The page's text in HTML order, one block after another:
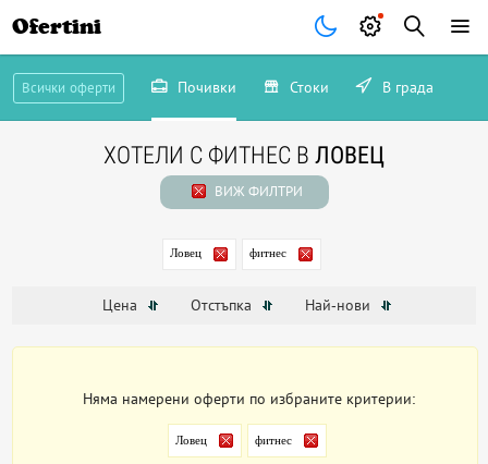
Ofertini
Всички оферти Почивки Стоки В града
ХОТЕЛИ С ФИТНЕС В ЛОВЕЦ
ВИЖ ФИЛТРИ
Ловец фитнес
Цена Отстъпка Най-нови
Няма намерени оферти по избраните критерии:
Ловец фитнес